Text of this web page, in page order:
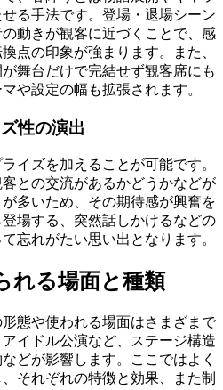
る手法です。登場・退場シーン
動きが観客に近づくことで、感
点の印象が強まります。また、
舞台だけで完結せず観客席にも
や設定の幅も拡張されます。
性の演出
イズを加えることが可能です。
との交流があるかどうかなどが
多いため、その期待感が興奮を
場する、突然話しかけるなどの
忘れがたい思い出となります。
れる場面と種類
態や使われる場面はさまざまで
イドル公演など、ステージ構造
どが影響します。ここではよく
それぞれの特徴と効果、また制